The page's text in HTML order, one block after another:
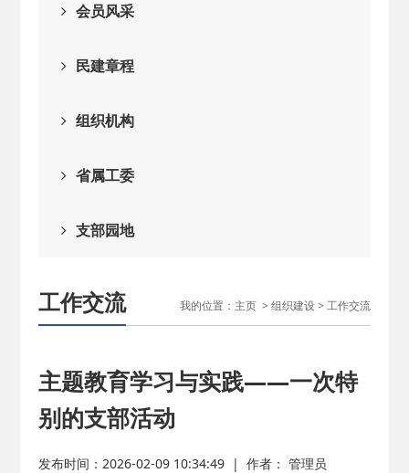
· 民建省委会民主… 2025-04-10
· 中国民主建国会… 2025-02-24
· 中国民主建国会…
会员风采
民建章程
组织机构
省属工委
支部园地
工作交流 我的位置： 主页> 组织建设> 工作交流
主题教育学习与实践——一次特
别的支部活动
发布时间：2026-02-09 10:34:49 |作者： 管理员